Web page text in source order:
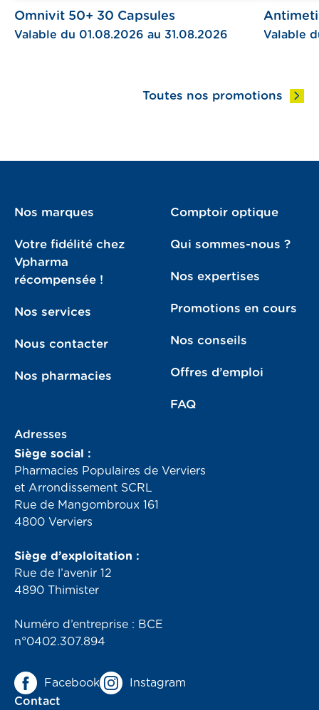
Omnivit 50+ 30 Capsules
Valable du 01.08.2026 au 31.08.2026 Valable
Toutes nos promotions
Nos marques
Votre fidélité chez
Vpharma
récompensée !
Nos services
Nous contacter
Nos pharmacies
Comptoir optique
Qui sommes-nous ?
Nos expertises
Promotions en cours
Nos conseils
Offres d’emploi
FAQ
Adresses
Siège social :
Pharmacies Populaires de Verviers
et Arrondissement SCRL
Rue de Mangombroux 161
4800 Verviers
Siège d’exploitation :
Rue de l’avenir 12
4890 Thimister
Numéro d’entreprise : BCE
n°0402.307.894
Facebook
Instagram
Contact